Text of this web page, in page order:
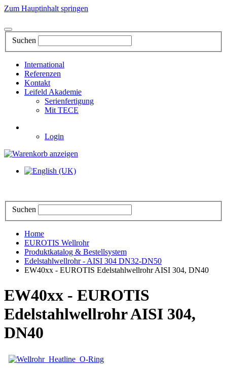
Zum Hauptinhalt springen
Suchen
International
Referenzen
Kontakt
Leifeld Akademie
Serienfertigung
Mit TECE
Login
Suchen
Home
EUROTIS Wellrohr
Produktkatalog & Bestellsystem
Edelstahlwellrohr - AISI 304 DN32-DN50
EW40xx - EUROTIS Edelstahlwellrohr AISI 304, DN40
EW40xx - EUROTIS
Edelstahlwellrohr AISI 304,
DN40